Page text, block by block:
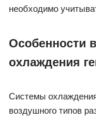
необходимо
Особенности
охлаждения
Системы охлаждения
воздушного типов